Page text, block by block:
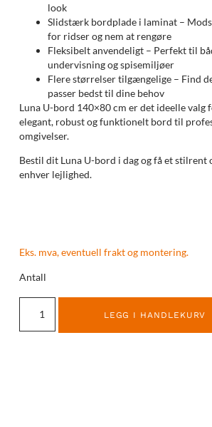
look
Slidstærk bordplade i laminat –
for ridser og nem at rengøre
Fleksibelt anvendeligt – Perfekt til
undervisning og spisemiljøer
Flere størrelser tilgængelige – Find
passer bedst til dine behov
Luna U-bord 140×80 cm er det ideelle valg
elegant, robust og funktionelt bord til
omgivelser.
Bestil dit Luna U-bord i dag og få et
enhver lejlighed.
Eks. mva, eventuell frakt og montering.
Antall
LEGG I HANDLEKURV